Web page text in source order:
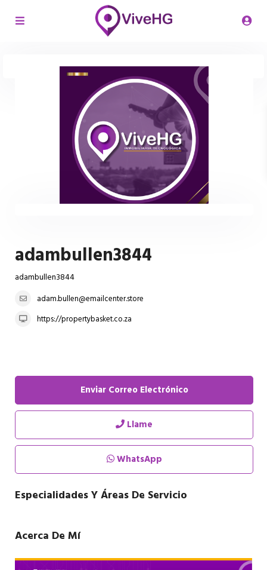
adambullen3844
adambullen3844
adam.bullen@emailcenter.store
https://propertybasket.co.za
Enviar Correo Electrónico
Llame
WhatsApp
Especialidades Y Áreas De Servicio
Acerca De Mí